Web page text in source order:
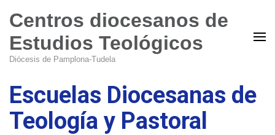
Centros diocesanos de
Estudios Teológicos
Diócesis de Pamplona-Tudela
Escuelas Diocesanas de
Teología y Pastoral